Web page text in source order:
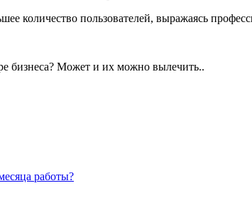
количество пользователей, выражаясь
бизнеса? Может и их можно вылечить..
работы?